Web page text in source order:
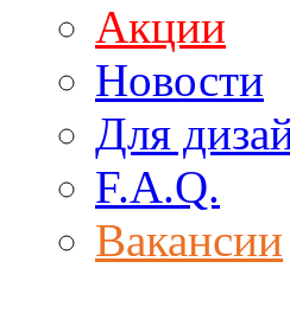
Акции
Новости
Для
F.A.Q.
Вакансии